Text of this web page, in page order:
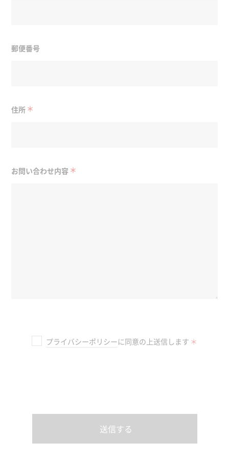
郵便番号
住所 ＊
お問い合わせ内容 ＊
プライバシーポリシーに同意の上送信します ＊